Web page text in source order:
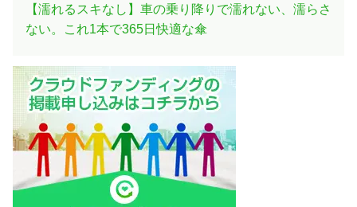
【濡れるスキなし】車の乗り降りで濡れない、濡らさ
ない。これ1本で365日快適な傘